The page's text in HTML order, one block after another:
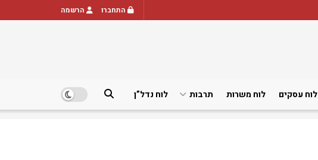
התחברו הרשמה
לוח עסקים לוח משרות תרבות לוח נדל”ן